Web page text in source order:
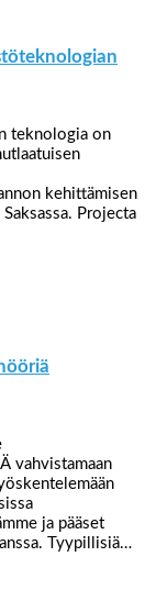
teknologia on
kehittämisen
Projecta
vahvistamaan
ja pääset
Tyypillisiä…